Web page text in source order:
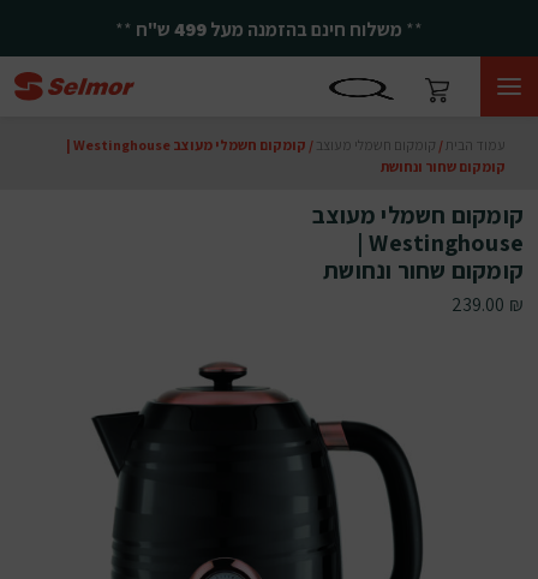
** משלוח חינם בהזמנה מעל499ש"ח **
עמוד הבית / קומקום חשמלי מעוצב
/ קומקום חשמלי מעוצב Westinghouse |
קומקום שחור ונחושת
קומקום חשמלי מעוצב
Westinghouse |
קומקום שחור ונחושת
239.00 ₪